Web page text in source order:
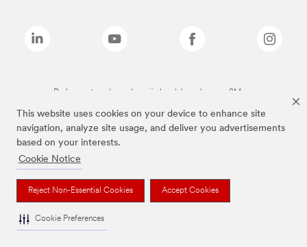
This website uses cookies on your device to enhance site
navigation, analyze site usage, and deliver you advertisements
based on your interests.
Cookie Notice
Reject Non-Essential Cookies Accept Cookies
Cookie Preferences
De bovenstaande merken zijn handelsmerken van 3M.we